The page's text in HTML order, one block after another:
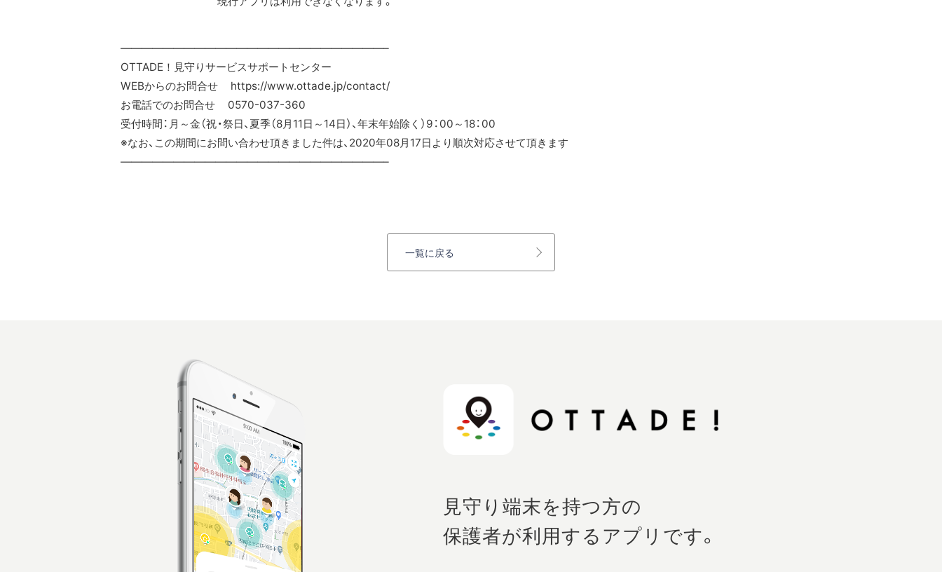
—————————————————————————–
OTTADE！見守りサービスサポートセンター
WEBからのお問合せ https://www.ottade.jp/contact/
お電話でのお問合せ 0570-037-360
受付時間：月～金（祝・祭日、夏季（8月11日～14日）、年末年始除く）9：00～18：00
※なお、この期間にお問い合わせ頂きました件は、2020年08月17日より順次対応させて頂きます
—————————————————————————–
一覧に戻る
見守り端末を持つ方の
保護者が利用するアプリです。